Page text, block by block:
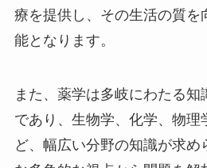
療を提供し、その生活の質を
能となります。
また、薬学は多岐にわたる知
であり、生物学、化学、物理
ど、幅広い分野の知識が求め